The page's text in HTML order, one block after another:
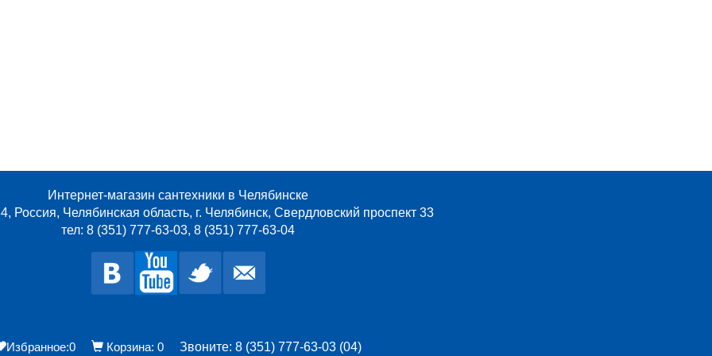
Интернет-магазин сантехники в Челябинске
Россия, Челябинская область, г. Челябинск, Свердловский проспект 33
тел: 8 (351) 777-63-03, 8 (351) 777-63-04
Избранное:0 Корзина: 0 Звоните: 8 (351) 777-63-03 (04)